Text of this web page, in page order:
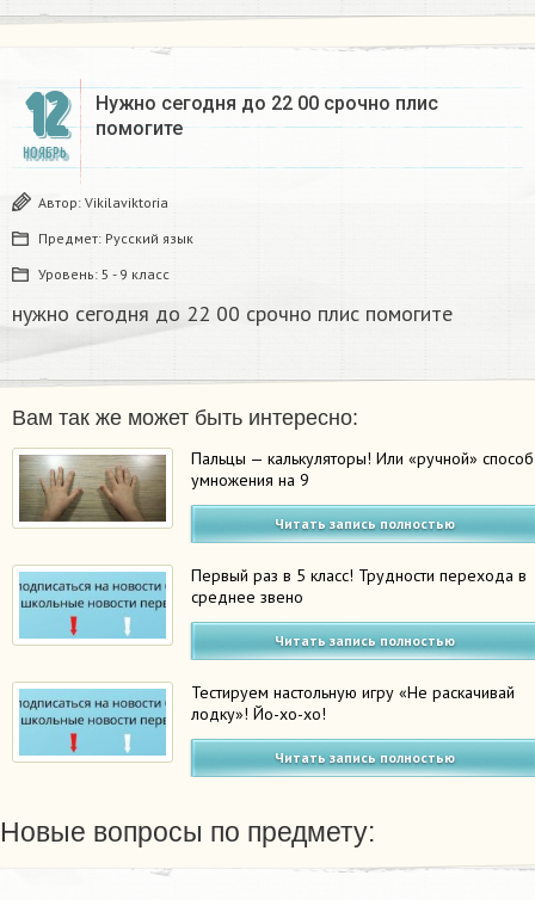
12
НОЯБРЬ
Нужно сегодня до 22 00 срочно плис
помогите ​
Автор: Vikilaviktoria
Предмет: Русский язык
Уровень: 5 - 9 класс
нужно сегодня до 22 00 срочно плис помогите ​
Вам так же может быть интересно:
Пальцы — калькуляторы! Или «ручной» способ
умножения на 9
Читать запись полностью
Первый раз в 5 класс! Трудности перехода в
среднее звено
Читать запись полностью
Тестируем настольную игру «Не раскачивай
лодку»! Йо-хо-хо!
Читать запись полностью
Новые вопросы по предмету: